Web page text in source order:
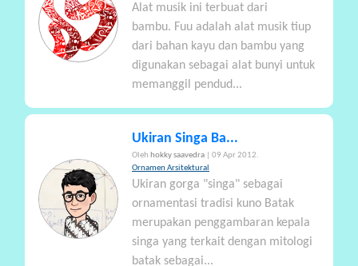
Alat musik ini terbuat dari
bambu. Fuu adalah alat musik tiup
dari bahan kayu dan bambu yang
digunakan sebagai alat bunyi untuk
memanggil pendud...
Ukiran Singa Ba...
Oleh hokky saavedra
| 09 Apr 2012.
Ornamen Arsitektural
Ukiran gorga "singa" sebagai
ornamentasi tradisi kuno Batak
merupakan penggambaran kepala
singa yang terkait dengan mitologi
batak sebagai...